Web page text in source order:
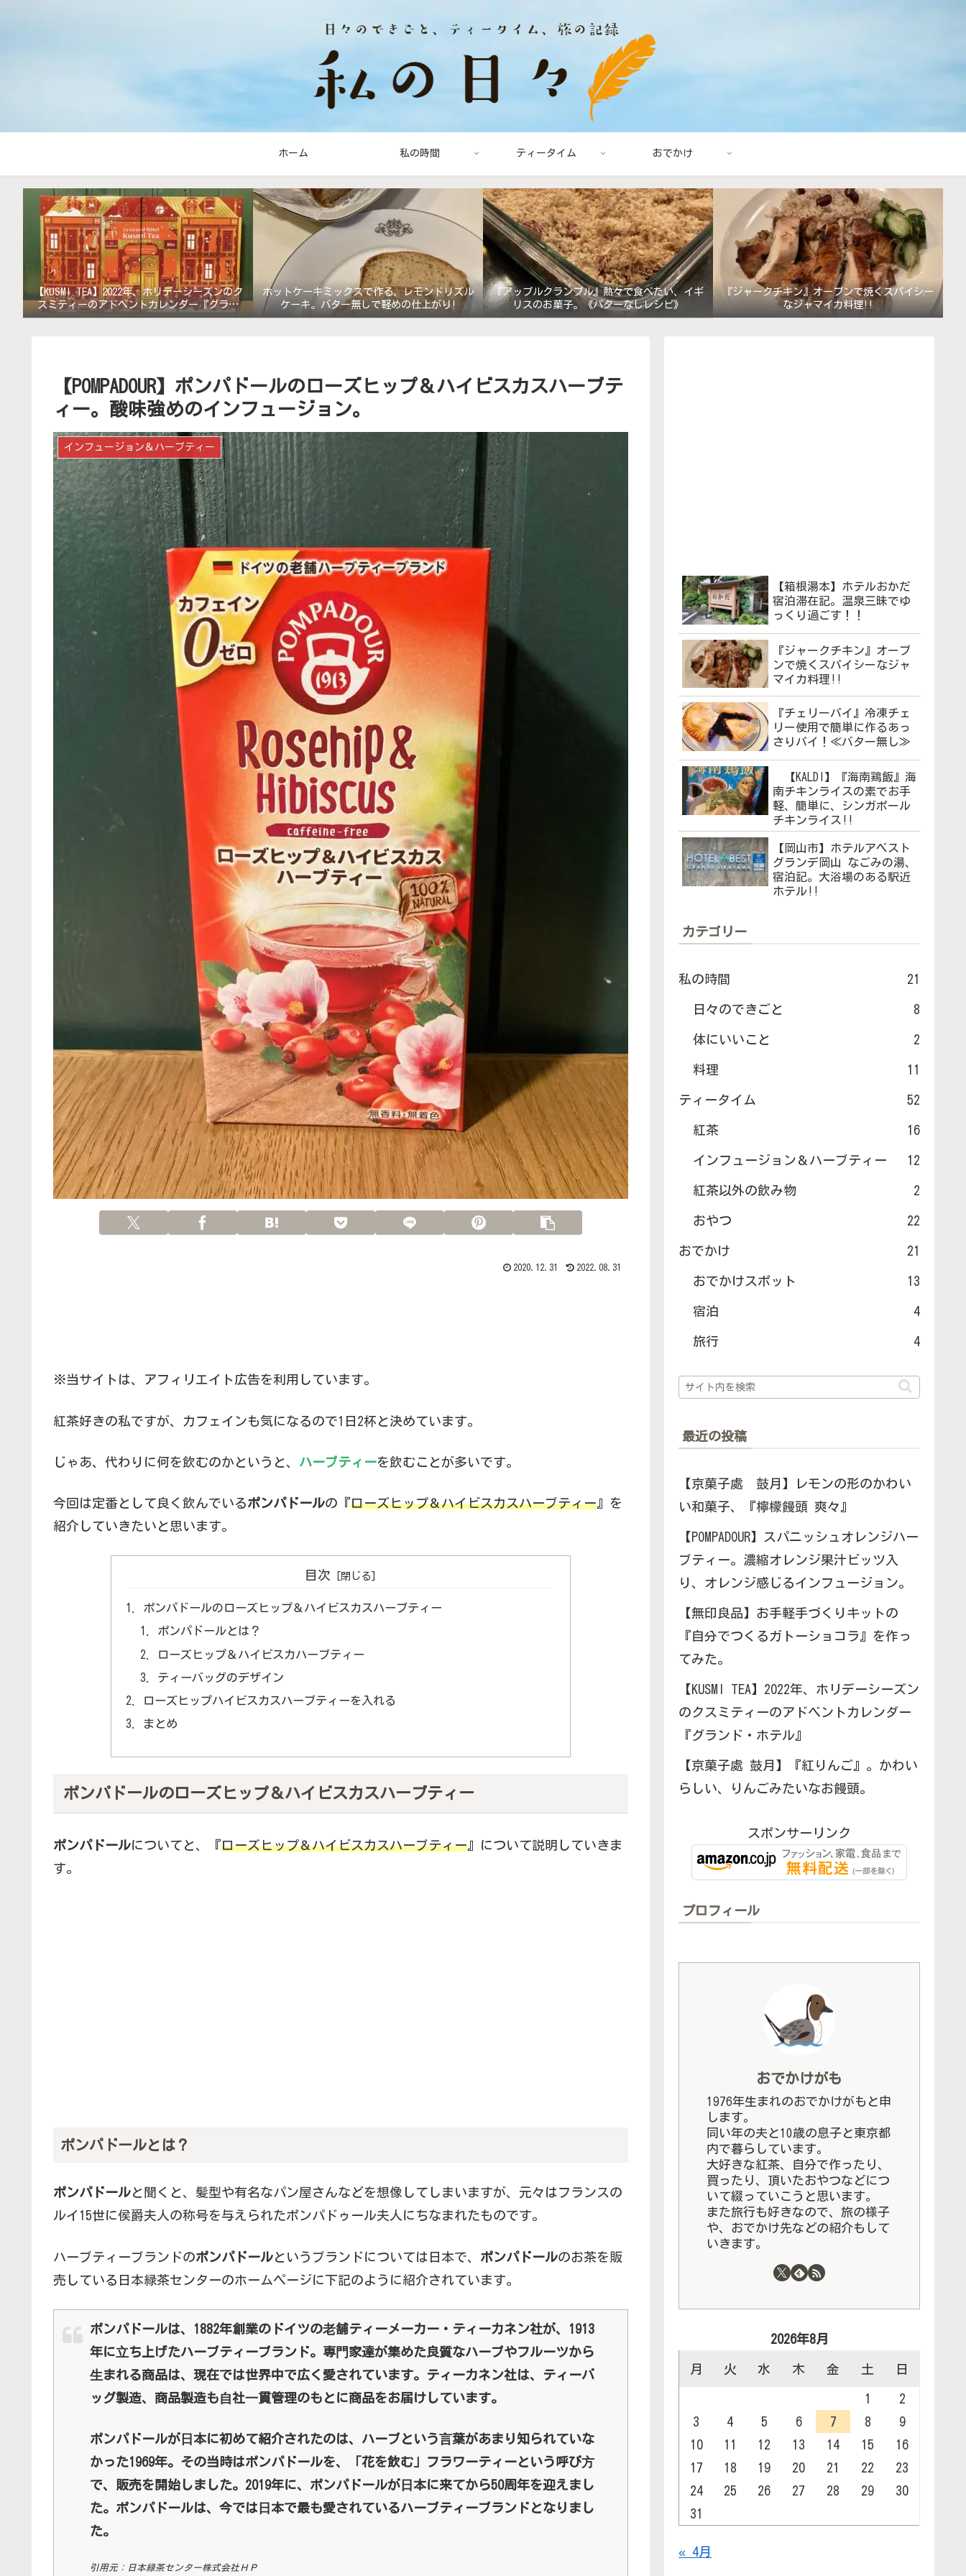
ホーム 私の時間 ティータイム おでかけ
【KUSMI TEA】2022年、ホリデーシーズンのク
スミティーのアドベントカレンダー『グラン
ド・ホテル』
ホットケーキミックスで作る、レモンドリズル
ケーキ。バター無しで軽めの仕上がり!
『アップルクランブル』熱々で食べたい、イギ
リスのお菓子。《バターなしレシピ》
『ジャークチキン』オーブンで焼くスパイシー
なジャマイカ料理!!
【POMPADOUR】ポンパドールのローズヒップ＆ハイビスカスハーブテ
ィー。酸味強めのインフュージョン。
インフュージョン＆ハーブティー
2020.12.31 2022.08.31
※当サイトは、アフィリエイト広告を利用しています。
紅茶好きの私ですが、カフェインも気になるので1日2杯と決めています。
じゃあ、代わりに何を飲むのかというと、 ハーブティーを飲むことが多いです。
今回は定番として良く飲んでいるポンパドールの『ローズヒップ＆ハイビスカスハーブティー 』を
紹介していきたいと思います。
目次
ポンパドールのローズヒップ＆ハイビスカスハーブティー
ポンパドールとは？
ローズヒップ＆ハイビスカハーブティー
ティーバッグのデザイン
ローズヒップハイビスカスハーブティーを入れる
まとめ
ポンパドールのローズヒップ＆ハイビスカスハーブティー
ポンパドールについてと、『ローズヒップ＆ハイビスカスハーブティー 』について説明していきま
す。
ポンパドールとは？
ポンパドールと聞くと、髪型や有名なパン屋さんなどを想像してしまいますが、元々はフランスの
ルイ15世に侯爵夫人の称号を与えられたポンパドゥール夫人にちなまれたものです。
ハーブティーブランドのポンパドールというブランドについては日本で、 ポンパドールのお茶を販
売している日本緑茶センターのホームページに下記のように紹介されています。
ポンパドールは、1882年創業のドイツの⽼舗ティーメーカー・ティーカネン社が、1913
年に⽴ち上げたハーブティーブランド。専⾨家達が集めた良質なハーブやフルーツから
⽣まれる商品は、現在では世界中で広く愛されています。ティーカネン社は、ティーバ
ッグ製造、商品製造も⾃社⼀貫管理のもとに商品をお届けしています。
ポンパドールが⽇本に初めて紹介されたのは、ハーブという⾔葉があまり知られていな
かった1969年。その当時はポンパドールを、「花を飲む」フラワーティーという呼び⽅
で、販売を開始しました。2019年に、ポンパドールが⽇本に来てから50周年を迎えまし
た。ポンパドールは、今では⽇本で最も愛されているハーブティーブランドとなりまし
た。
引用元：日本緑茶センター株式会社ＨＰ
【箱根湯本】ホテルおかだ
宿泊滞在記。温泉三昧でゆ
っくり過ごす！！
『ジャークチキン』オーブ
ンで焼くスパイシーなジャ
マイカ料理!!
『チェリーパイ』冷凍チェ
リー使用で簡単に作るあっ
さりパイ！≪バター無し≫
【KALDI】『海南鶏飯』海
南チキンライスの素でお手
軽、簡単に、シンガポール
チキンライス!!
【岡山市】ホテルアベスト
グランデ岡山 なごみの湯、
宿泊記。大浴場のある駅近
ホテル!!
カテゴリー
私の時間 21
日々のできごと 8
体にいいこと 2
料理 11
ティータイム 52
紅茶 16
インフュージョン＆ハーブティー 12
紅茶以外の飲み物 2
おやつ 22
おでかけ 21
おでかけスポット 13
宿泊 4
旅行 4
最近の投稿
【京菓子處 鼓月】レモンの形のかわい
い和菓子、『檸檬饅頭 爽々』
【POMPADOUR】スパニッシュオレンジハー
ブティー。濃縮オレンジ果汁ビッツ入
り、オレンジ感じるインフュージョン。
【無印良品】お手軽手づくりキットの
『自分でつくるガトーショコラ』を作っ
てみた。
【KUSMI TEA】2022年、ホリデーシーズン
のクスミティーのアドベントカレンダー
『グランド・ホテル』
【京菓子處 鼓月】『紅りんご』。かわい
らしい、りんごみたいなお饅頭。
スポンサーリンク
プロフィール
おでかけがも
1976年生まれのおでかけがもと申
します。
同い年の夫と10歳の息子と東京都
内で暮らしています。
大好きな紅茶、自分で作ったり、
買ったり、頂いたおやつなどにつ
いて綴っていこうと思います。
また旅行も好きなので、旅の様子
や、おでかけ先などの紹介もして
いきます。
2026年8月
月 火 水 木 金 土 日
1
2
3
4 5 6 7 8
9
10
11 12 13 14 15
16
17
18 19 20 21 22
23
24
25 26 27 28 29
30
31
« 4月